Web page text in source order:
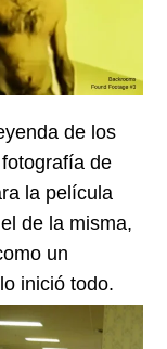
de los
de
la película
de la misma,
un
inició todo.